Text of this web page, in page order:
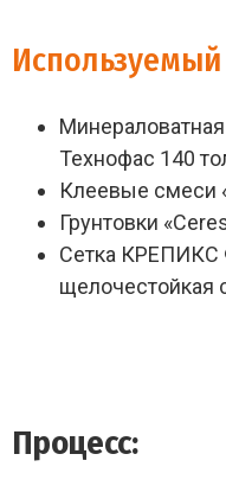
Технофас 140
Клеевые смеси
Грунтовки
Сетка КРЕПИКС
щелочестойкая
Процесс: